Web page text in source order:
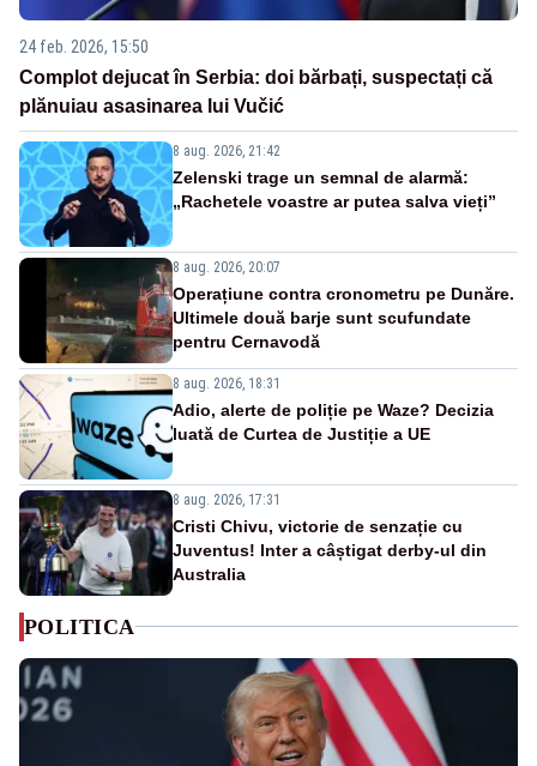
24 feb. 2026, 15:50
Complot dejucat în Serbia: doi bărbați, suspectați că
plănuiau asasinarea lui Vučić
8 aug. 2026, 21:42
Zelenski trage un semnal de alarmă:
„Rachetele voastre ar putea salva vieți”
8 aug. 2026, 20:07
Operațiune contra cronometru pe Dunăre.
Ultimele două barje sunt scufundate
pentru Cernavodă
8 aug. 2026, 18:31
Adio, alerte de poliție pe Waze? Decizia
luată de Curtea de Justiție a UE
8 aug. 2026, 17:31
Cristi Chivu, victorie de senzație cu
Juventus! Inter a câștigat derby-ul din
Australia
POLITICA